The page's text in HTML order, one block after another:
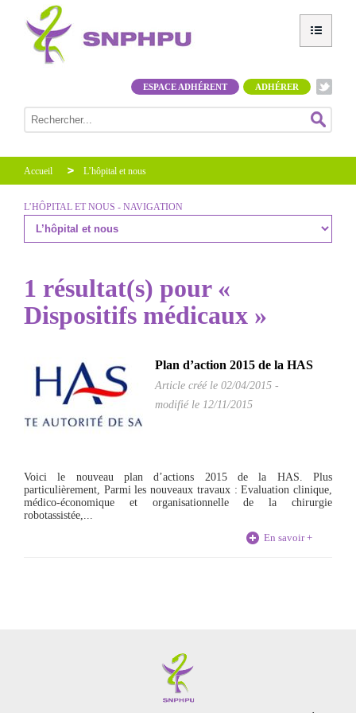
ADHÉRER
ESPACE ADHÉRENT
Accueil L’hôpital et nous
L’HÔPITAL ET NOUS - NAVIGATION
1 résultat(s) pour «
Dispositifs médicaux »
Plan d’action 2015 de la HAS
Article créé le 02/04/2015 -
modifié le 12/11/2015
Voici le nouveau plan d’actions 2015 de la HAS. Plus
particulièrement, Parmi les nouveaux travaux : Evaluation clinique,
médico-économique et organisationnelle de la chirurgie
robotassistée,...
En savoir +